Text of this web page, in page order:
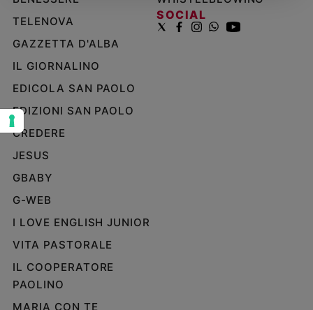
Cinema,
Tv
streaming
Libri
Musica
Famiglia
educazione
Genitori
Nonni
Coppia
Scuola
TELENOVA
GAZZETTA D'ALBA
IL GIORNALINO
EDICOLA SAN PAOLO
EDIZIONI SAN PAOLO
CREDERE
JESUS
GBABY
G-WEB
I LOVE ENGLISH JUNIOR
VITA PASTORALE
IL COOPERATORE
PAOLINO
MARIA CON TE
SOCIAL